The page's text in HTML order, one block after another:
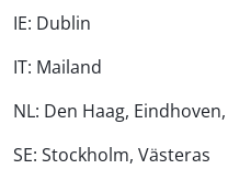
IE: Dublin
IT: Mailand
NL: Den Haag,
SE: Stockholm, Västeras